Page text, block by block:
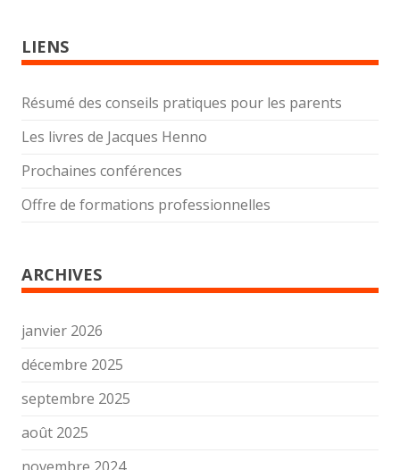
LIENS
Résumé des conseils pratiques pour les parents
Les livres de Jacques Henno
Prochaines conférences
Offre de formations professionnelles
ARCHIVES
janvier 2026
décembre 2025
septembre 2025
août 2025